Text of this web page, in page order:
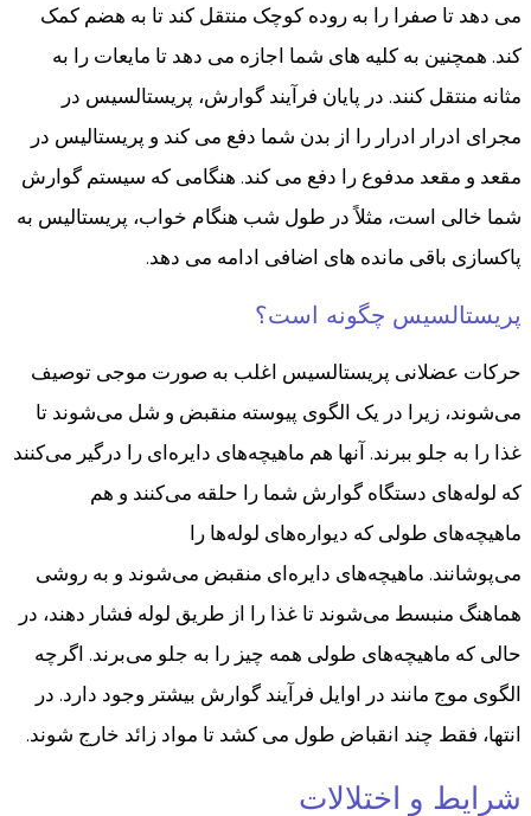
می دهد تا صفرا را به روده کوچک منتقل کند تا به هضم کمک
کند. همچنین به کلیه های شما اجازه می دهد تا مایعات را به
مثانه منتقل کنند. در پایان فرآیند گوارش، پریستالسیس در
مجرای ادرار ادرار را از بدن شما دفع می کند و پریستالیس در
مقعد و مقعد مدفوع را دفع می کند. هنگامی که سیستم گوارش
شما خالی است، مثلاً در طول شب هنگام خواب، پریستالیس به
پاکسازی باقی مانده های اضافی ادامه می دهد.
پریستالسیس چگونه است؟
حرکات عضلانی پریستالسیس اغلب به صورت موجی توصیف
می‌شوند، زیرا در یک الگوی پیوسته منقبض و شل می‌شوند تا
غذا را به جلو ببرند. آنها هم ماهیچه‌های دایره‌ای را درگیر می‌کنند
که لوله‌های دستگاه گوارش شما را حلقه می‌کنند و هم
ماهیچه‌های طولی که دیواره‌های لوله‌ها را
می‌پوشانند. ماهیچه‌های دایره‌ای منقبض می‌شوند و به روشی
هماهنگ منبسط می‌شوند تا غذا را از طریق لوله فشار دهند، در
حالی که ماهیچه‌های طولی همه چیز را به جلو می‌برند. اگرچه
الگوی موج مانند در اوایل فرآیند گوارش بیشتر وجود دارد. در
انتها، فقط چند انقباض طول می کشد تا مواد زائد خارج شوند.
شرایط و اختلالات